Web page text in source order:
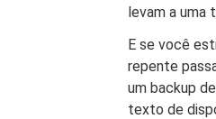
levam a uma
E se você
repente
um backup
texto de